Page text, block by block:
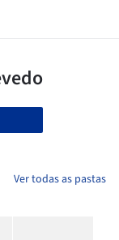
Ver todas as pastas